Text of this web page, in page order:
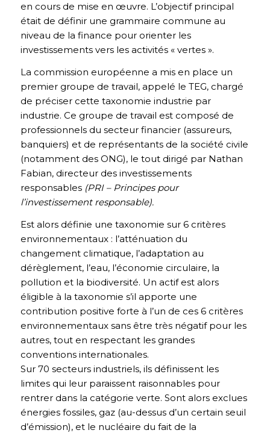
en cours de mise en œuvre. L’objectif principal
était de définir une grammaire commune au
niveau de la finance pour orienter les
investissements vers les activités « vertes ».
La commission européenne a mis en place un
premier groupe de travail, appelé le TEG, chargé
de préciser cette taxonomie industrie par
industrie. Ce groupe de travail est composé de
professionnels du secteur financier (assureurs,
banquiers) et de représentants de la société civile
(notamment des ONG), le tout dirigé par Nathan
Fabian, directeur des investissements
responsables (PRI – Principes pour
l’investissement responsable).
Est alors définie une taxonomie sur 6 critères
environnementaux : l’atténuation du
changement climatique, l’adaptation au
dérèglement, l’eau, l’économie circulaire, la
pollution et la biodiversité. Un actif est alors
éligible à la taxonomie s’il apporte une
contribution positive forte à l’un de ces 6 critères
environnementaux sans être très négatif pour les
autres, tout en respectant les grandes
conventions internationales.
Sur 70 secteurs industriels, ils définissent les
limites qui leur paraissent raisonnables pour
rentrer dans la catégorie verte. Sont alors exclues
énergies fossiles, gaz (au-dessus d’un certain seuil
d’émission), et le nucléaire du fait de la